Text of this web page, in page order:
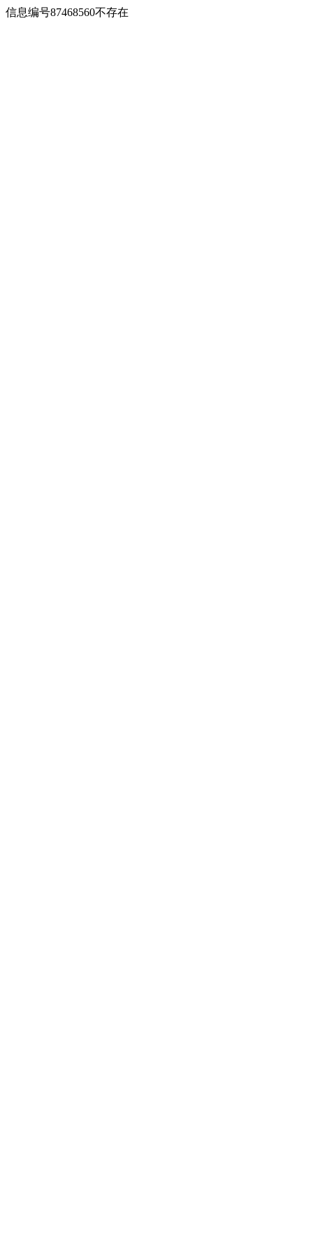
信息编号87468560不存在